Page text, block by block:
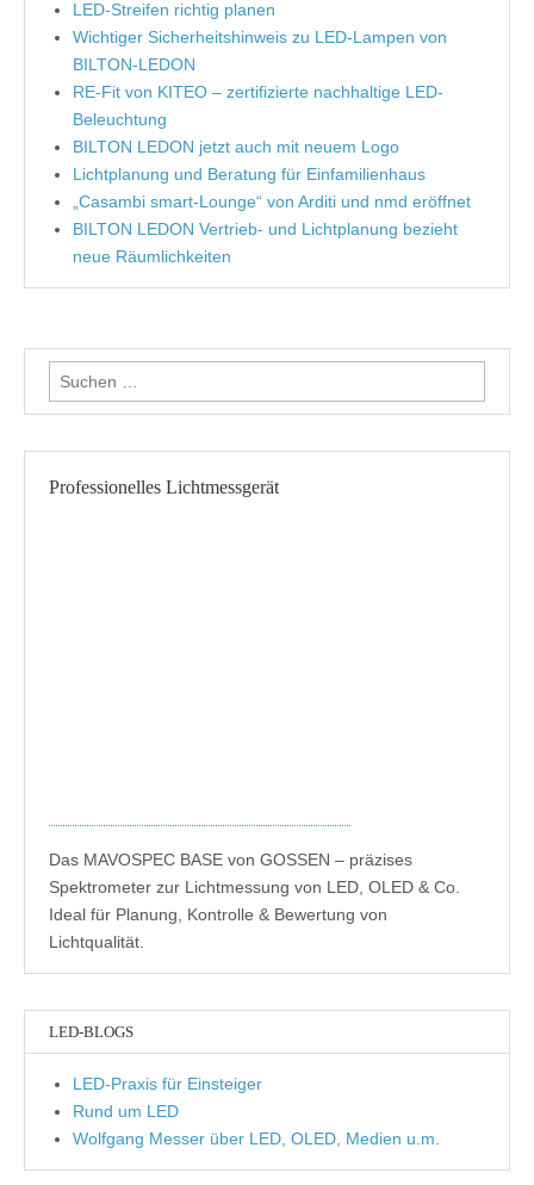
LED-Streifen richtig planen
Wichtiger Sicherheitshinweis zu LED-Lampen von
BILTON-LEDON
RE-Fit von KITEO – zertifizierte nachhaltige LED-
Beleuchtung
BILTON LEDON jetzt auch mit neuem Logo
Lichtplanung und Beratung für Einfamilienhaus
„Casambi smart-Lounge“ von Arditi und nmd eröffnet
BILTON LEDON Vertrieb- und Lichtplanung bezieht
neue Räumlichkeiten
Suche nach:
Professionelles Lichtmessgerät
Das MAVOSPEC BASE von GOSSEN – präzises
Spektrometer zur Lichtmessung von LED, OLED & Co.
Ideal für Planung, Kontrolle & Bewertung von
Lichtqualität.
LED-BLOGS
LED-Praxis für Einsteiger
Rund um LED
Wolfgang Messer über LED, OLED, Medien u.m.